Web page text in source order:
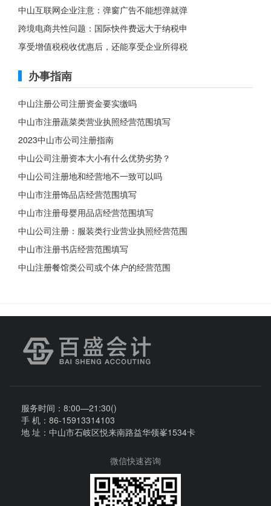
中山互联网企业注意：弹窗广告不能想弹就弹
跨境电商共性问题：国际快件费远大于纳税申
享受增值税税收优惠后，还能享受企业所得税
办事指南
中山注册公司注册资金要实缴吗
中山市注册蔬菜类营业执照经营范围填写
2023中山市公司注册指南
中山公司注册资本大小有什么优势劣势？
中山公司注册地和经营地不一致可以吗
中山市注册饰品店经营范围填写
中山市注册母婴用品店经营范围填写
中山公司注册：服装类行业营业执照经营范围
中山市注册书店经营范围填写
中山注册餐馆类公司或个体户的经营范围
服务时间：8:00—21:30()
手 机：86-15913314103
地 址：中山市石岐区悦来南路益华领峯1534卡
微信快速咨询